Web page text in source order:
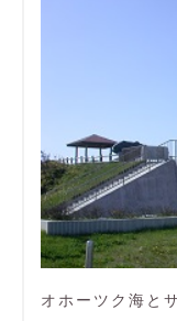
オホーツク海と